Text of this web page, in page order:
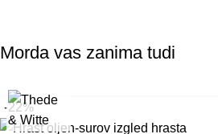
Morda vas zanima tudi
-22%